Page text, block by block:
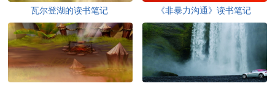
瓦尔登湖的读书笔记 《非暴力沟通》读书笔记